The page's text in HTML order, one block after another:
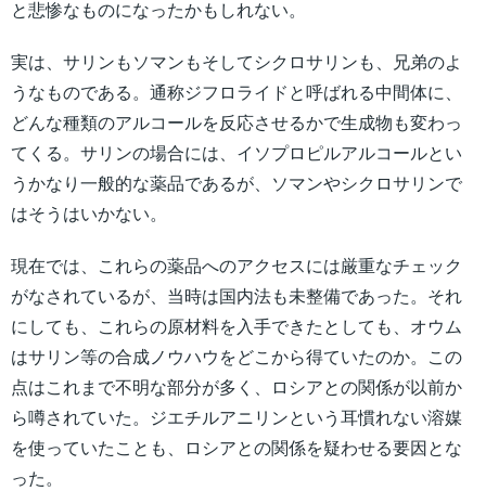
と悲惨なものになったかもしれない。
実は、サリンもソマンもそしてシクロサリンも、兄弟のよ
うなものである。通称ジフロライドと呼ばれる中間体に、
どんな種類のアルコールを反応させるかで生成物も変わっ
てくる。サリンの場合には、イソプロピルアルコールとい
うかなり一般的な薬品であるが、ソマンやシクロサリンで
はそうはいかない。
現在では、これらの薬品へのアクセスには厳重なチェック
がなされているが、当時は国内法も未整備であった。それ
にしても、これらの原材料を入手できたとしても、オウム
はサリン等の合成ノウハウをどこから得ていたのか。この
点はこれまで不明な部分が多く、ロシアとの関係が以前か
ら噂されていた。ジエチルアニリンという耳慣れない溶媒
を使っていたことも、ロシアとの関係を疑わせる要因とな
った。